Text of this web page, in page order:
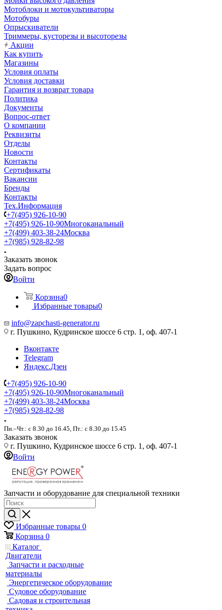
Мотоблоки и мотокультиваторы
Мотобуры
Опрыскиватели
Триммеры, кусторезы и высоторезы
Акции
Как купить
Магазины
Условия оплаты
Условия доставки
Гарантия и возврат товара
Политика
Документы
Вопрос-ответ
О компании
Реквизиты
Отделы
Новости
Контакты
Сертификаты
Вакансии
Бренды
Контакты
Тех.Информация
+7(495) 926-10-90
+7(495) 926-10-90Многоканальный
+7(499) 403-38-24Москва
+7(985) 928-82-98
Заказать звонок
Задать вопрос
Войти
Корзина0
Избранные товары0
info@zapchasti-generator.ru
г. Пушкино, Кудринское шоссе 6 стр. 1, оф. 407-1
Вконтакте
Telegram
Яндекс.Дзен
+7(495) 926-10-90
+7(495) 926-10-90Многоканальный
+7(499) 403-38-24Москва
+7(985) 928-82-98
Пн.–Чт.: с 8.30 до 16.45, Пт.: с 8.30 до 15.45
Заказать звонок
г. Пушкино, Кудринское шоссе 6 стр. 1, оф. 407-1
Войти
Запчасти и оборудование для специальной техники
Избранные товары 0
Корзина 0
Каталог
Двигатели
Запчасти и расходные
материалы
Энергетическое оборудование
Судовое оборудование
Садовая и строительная